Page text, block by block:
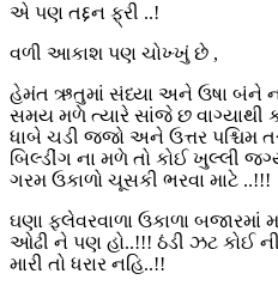
એ પણ તદ્દન ફ્રી ..!
વળી આકાશ પણ ચોખ્ખું છે ,
હેમંત ઋતુમાં સંધ્યા અને ઉષા બંને
સમય મળે ત્યારે સાંજે છ વાગ્યાથી
ધાબે ચડી જજો અને ઉત્તર
બિલ્ડીંગ ના મળે તો કોઈ ખુલ્લી
ગરમ ઉકાળો ચૂસકી ભરવા માટે ..!!!
ઘણા ફ્લેવરવાળા ઉકાળા
ઓઢી ને પણ હો..!!! ઠંડી ઝટ કોઈ
મારી તો ધરાર નહિ..!!